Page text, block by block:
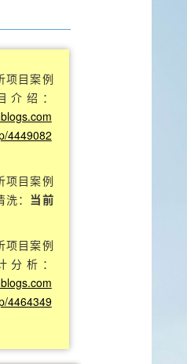
项目案例
介绍：
4449082
项目案例
： 当前
项目案例
分析：
4464349